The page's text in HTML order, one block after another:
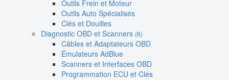
Outils Frein et Moteur
Outils Auto Spécialisés
Clés et Douilles
Diagnostic OBD et Scanners (6)
Câbles et Adaptateurs OBD
Émulateurs AdBlue
Scanners et Interfaces OBD
Programmation ECU et Clés